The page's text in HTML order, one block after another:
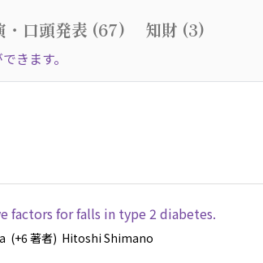
・口頭発表 (67) 知財 (3)
きます。
factors for falls in type 2 diabetes.
(+6 著者) Hitoshi Shimano